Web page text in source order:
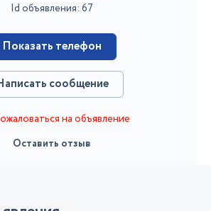
Id объявления: 67
Показать телефон
сообщение
на объявление
Оставить отзыв